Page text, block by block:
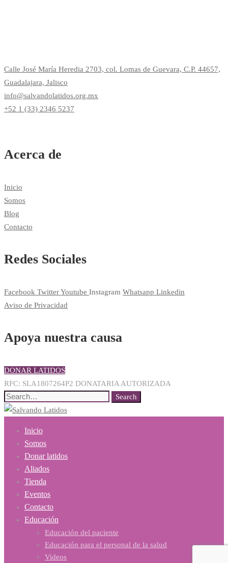
Calle José María Heredia 2703, col. Lomas de Guevara, C.P. 44657,
Guadalajara, Jalisco
info@salvandolatidos.org.mx
+52 1 (33) 2346 5237
Acerca de
Inicio
Somos
Blog
Contacto
Redes Sociales
Facebook TwitterYoutube Instagram Whatsapp Linkedin
Aviso de Privacidad
Apoya nuestra causa
DONAR LATIDOS
RFC: SLA1807264P2 DONATARIA AUTORIZADA
Search
for:
Search
Inicio
Somos
Donar latidos
Aliados
Tienda
Eventos
Contacto
Educación
Educación del paciente
Educación para el personal de la salud
Videos